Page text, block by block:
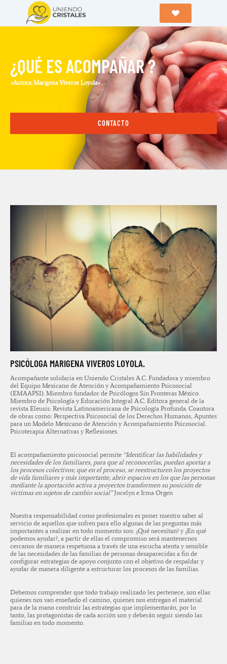
¿QUÉ ES ACOMPAÑAR ?
«Autora: Marigena Viveros Loyola»
CONTACTO
PSICÓLOGA MARIGENA VIVEROS LOYOLA.
Acompañante solidaria en Uniendo Cristales A.C. Fundadora y miembro
del Equipo Mexicano de Atención y Acompañamiento Psicosocial
(EMAAPSI). Miembro fundador de Psicólogos Sin Fronteras México.
Miembro de Psicología y Educación Integral A.C. Editora general de la
revista Eleusis: Revista Latinoamericana de Psicología Profunda. Coautora
de obras como: Perspectiva Psicosocial de los Derechos Humanos, Apuntes
para un Modelo Mexicano de Atención y Acompañamiento Psicosocial.
Psicoterapia Alternativas y Reflexiones.
El acompañamiento psicosocial permite “Identificar las habilidades y
necesidades de los familiares, para que al reconocerlas, puedan aportar a
los procesos colectivos; que en el proceso, se reestructuren los proyectos
de vida familiares y más importante, abrir espacios en los que las personas
mediante la aportación activa a proyectos transformen su posición de
víctimas en sujetos de cambio social”Jocelyn e Irma Orgen
Nuestra responsabilidad como profesionales es poner nuestro saber al
servicio de aquellos que sufren para ello algunas de las preguntas más
importantes a realizar en todo momento son: ¿Qué necesitan? y ¿En qué
podemos ayudar?, a partir de ellas el compromiso será mantenernos
cercanos de manera respetuosa a través de una escucha atenta y sensible
de las necesidades de las familias de personas desaparecidas a fin de
configurar estrategias de apoyo conjunto con el objetivo de respaldar y
ayudar de manera diligente a estructurar los procesos de las familias.
Debemos comprender que todo trabajo realizado les pertenece, son ellas
quienes nos van enseñado el camino, quienes nos entregan el material
para de la mano construir las estrategias que implementarán, por lo
tanto, las protagonistas de cada acción son y deberán seguir siendo las
familias en todo momento.